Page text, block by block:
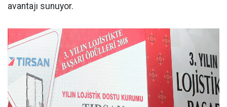
avantajı sunuyor.